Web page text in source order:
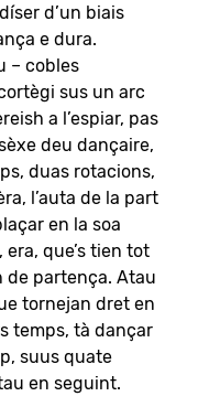
d’un biais
e dura.
– cobles
sus un arc
a l’espiar, pas
deu dançaire,
duas rotacions,
l’auta de la part
en la soa
que’s tien tot
de partença. Atau
tornejan dret en
temps, tà dançar
suus quate
en seguint.